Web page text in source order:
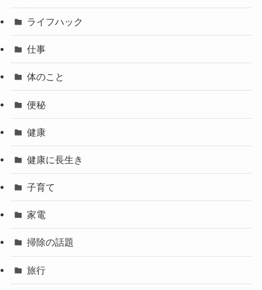
ライフハック
仕事
体のこと
便秘
健康
健康に長生き
子育て
家電
掃除の話題
旅行